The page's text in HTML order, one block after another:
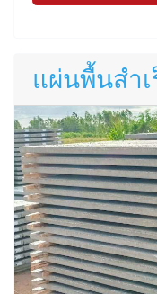
แผ่นพื้นสำ